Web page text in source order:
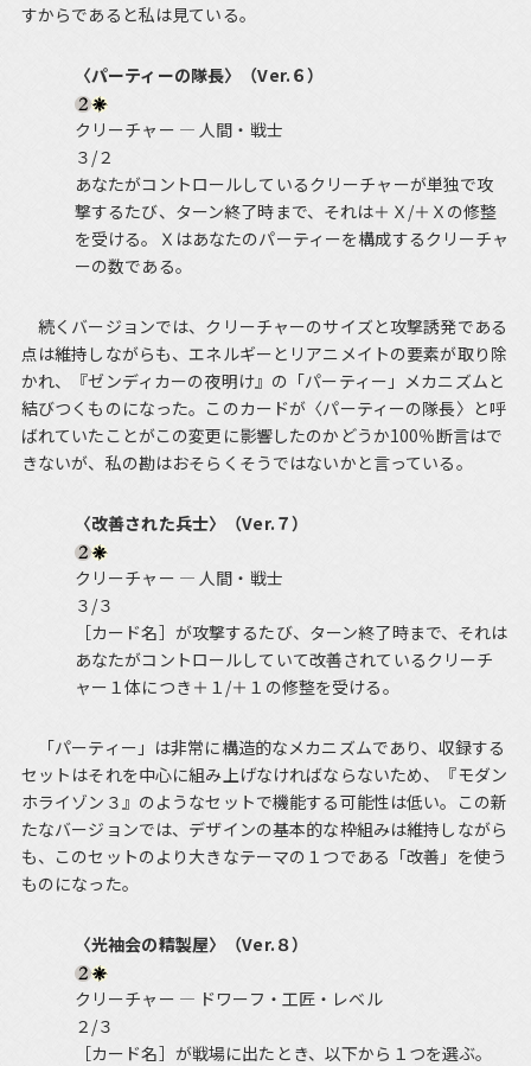
すからであると私は見ている。
〈パーティーの隊長〉（Ver.６）
クリーチャー ― 人間・戦士
３/２
あなたがコントロールしているクリーチャーが単独で攻
撃するたび、ターン終了時まで、それは＋Ｘ/＋Ｘの修整
を受ける。Ｘはあなたのパーティーを構成するクリーチャ
ーの数である。
続くバージョンでは、クリーチャーのサイズと攻撃誘発である
点は維持しながらも、エネルギーとリアニメイトの要素が取り除
かれ、『ゼンディカーの夜明け』の「パーティー」メカニズムと
結びつくものになった。このカードが〈パーティーの隊長〉と呼
ばれていたことがこの変更に影響したのかどうか100％断言はで
きないが、私の勘はおそらくそうではないかと言っている。
〈改善された兵士〉（Ver.７）
クリーチャー ― 人間・戦士
３/３
［カード名］が攻撃するたび、ターン終了時まで、それは
あなたがコントロールしていて改善されているクリーチ
ャー１体につき＋１/＋１の修整を受ける。
「パーティー」は非常に構造的なメカニズムであり、収録する
セットはそれを中心に組み上げなければならないため、『モダン
ホライゾン３』のようなセットで機能する可能性は低い。この新
たなバージョンでは、デザインの基本的な枠組みは維持しながら
も、このセットのより大きなテーマの１つである「改善」を使う
ものになった。
〈光袖会の精製屋〉（Ver.８）
クリーチャー ― ドワーフ・工匠・レベル
２/３
［カード名］が戦場に出たとき、以下から１つを選ぶ。